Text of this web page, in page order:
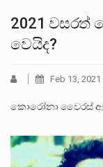
2021
වෙයිද?
Feb 13, 2021
කොරෝනා වෛරස්